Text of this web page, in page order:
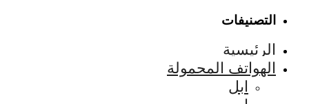
التصنيفات
الرئيسية
الهواتف المحمولة
ابل